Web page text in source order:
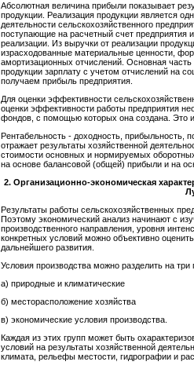
Абсолютная величина прибыли показывает
продукции. Реализация продукции является
деятельности сельскохозяйственного
поступающие на расчетный счет предприятия
реализации. Из выручки от реализации
израсходованные материальные ценности,
амортизационных отчислений. Основная
продукции зарплату с учетом отчислений на
получаем прибыль предприятия.
Для оценки эффективности
оценки эффективности работы предприятия
фондов, с помощью которых она создана. Это и
Рентабельность - доходность, прибыльность,
отражает результаты хозяйственной
стоимости основных и нормируемых
на основе балансовой (общей) прибыли и на
2. Организационно-экономическая
Результаты работы сельскохозяйственных
Поэтому экономический анализ начинают с
производственного направления, уровня
конкретных условий можно объективно
дальнейшего развития.
Условия производства можно разделить на три
а) природные и климатические
б) месторасположение хозяйства
в) экономические условия производства.
Каждая из этих групп может быть
условий на результаты хозяйственной
климата, рельефы местости, гидрографии и